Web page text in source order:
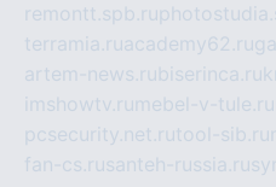
remontt.spb.ru
terramia.ruacademy62.ru
artem-news.rubiserinca.ru
imshowtv.ru mebel-v-tule.ru
pcsecurity.net.rutool-sib.ru
fan-cs.rusanteh-russia.ru